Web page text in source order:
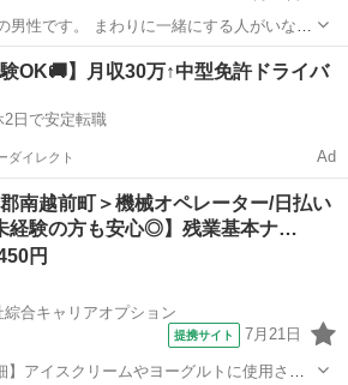
男性です。 まわりに一緒にする人がいな
のでスポーツしたいです！ もし良かったら
。スポーツの種類にこだわりません。
ントン 20代後半
験OK🚚】月収30万↑中型免許ドライバ
2日で安定転職
ダイレクト Ad
南越前町＞機械オペレーター/日払い
経験の方も安心◎】残業基本ナ…
円
綜合キャリアオプション
提携サイト 7月21日
】アイスクリームやヨーグルトに使用され